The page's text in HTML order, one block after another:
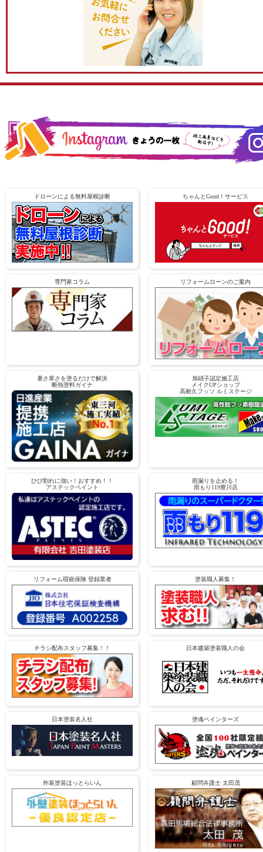
ドローンによる無料屋根診断 ちゃんとGood！サービス
専門家コラム リフォームローンのご案内
暑さ寒さを塗るだけで解決
断熱塗料ガイナ
旭硝子認定施工店
メイクUPショップ
高耐久フッソ ルミステージ
ひび割れに強い！おすすめ！！
アステックペイント
雨漏りを止める！
雨もり119豊川店
リフォーム瑕疵保険 登録業者 塗装職人募集！
チラシ配布スタッフ募集！！ 日本建築塗装職人の会
日本塗装名人社 塗魂ペインターズ
外装塗装ほっとらいん 顧問弁護士 太田茂